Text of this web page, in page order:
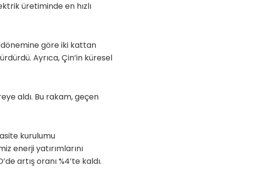
üretiminde en hızlı
dönemine göre iki kattan
Ayrıca, Çin’in küresel
aldı. Bu rakam, geçen
kurulumu
enerji yatırımlarını
artış oranı %4’te kaldı.